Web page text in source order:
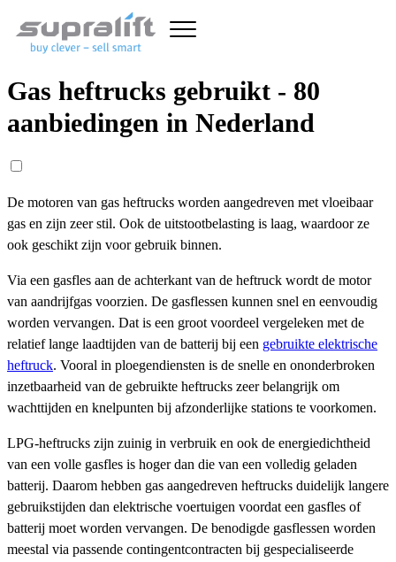
Gas heftrucks gebruikt - 80
aanbiedingen in Nederland
De motoren van gas heftrucks worden aangedreven met vloeibaar
gas en zijn zeer stil. Ook de uitstootbelasting is laag, waardoor ze
ook geschikt zijn voor gebruik binnen.
Via een gasfles aan de achterkant van de heftruck wordt de motor
van aandrijfgas voorzien. De gasflessen kunnen snel en eenvoudig
worden vervangen. Dat is een groot voordeel vergeleken met de
relatief lange laadtijden van de batterij bij een gebruikte elektrische
heftruck. Vooral in ploegendiensten is de snelle en ononderbroken
inzetbaarheid van de gebruikte heftrucks zeer belangrijk om
wachttijden en knelpunten bij afzonderlijke stations te voorkomen.
LPG-heftrucks zijn zuinig in verbruik en ook de energiedichtheid
van een volle gasfles is hoger dan die van een volledig geladen
batterij. Daarom hebben gas aangedreven heftrucks duidelijk langere
gebruikstijden dan elektrische voertuigen voordat een gasfles of
batterij moet worden vervangen. De benodigde gasflessen worden
meestal via passende contingentcontracten bij gespecialiseerde